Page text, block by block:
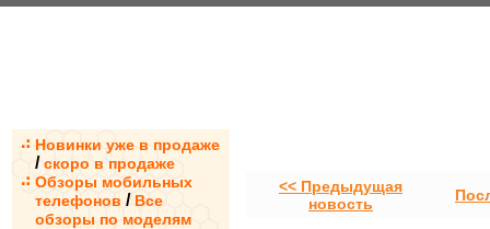
Новинки уже в продаже
/ скоро в продаже
Обзоры мобильных
телефонов / Все
обзоры по моделям
<< Предыдущая
новость